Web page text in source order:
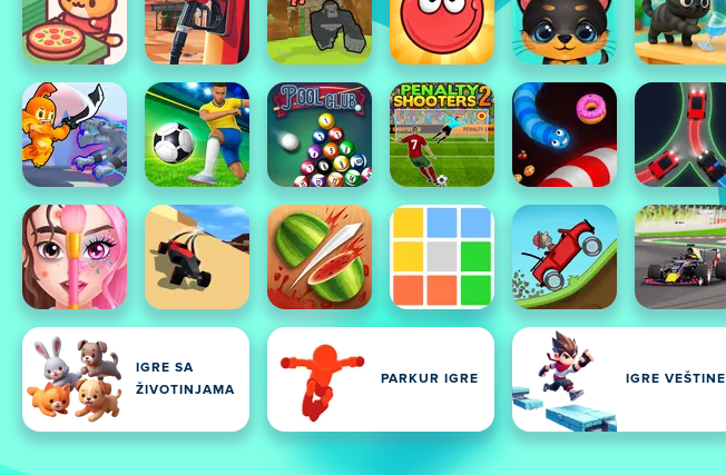
IGRE SA
ŽIVOTINJAMA
PARKUR IGRE IGRE VEŠTINE